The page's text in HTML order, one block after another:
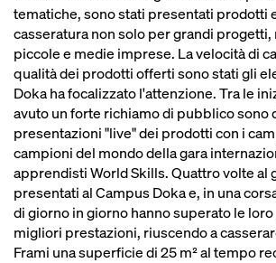
tematiche, sono stati presentati prodotti
casseratura non solo per grandi progetti,
piccole e medie imprese. La velocità di
qualità dei prodotti offerti sono stati gli
Doka ha focalizzato l'attenzione. Tra le
avuto un forte richiamo di pubblico sono
presentazioni "live" dei prodotti con i
campioni del mondo della gara
apprendisti World Skills. Quattro volte al
presentati al Campus Doka e, in una
di giorno in giorno hanno superato le
migliori prestazioni, riuscendo a
Frami una superficie di 25 m² al tempo